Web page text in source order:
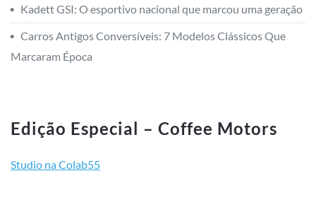
Kadett GSI: O esportivo nacional que marcou uma geração
Carros Antigos Conversíveis: 7 Modelos Clássicos Que
Marcaram Época
Edição Especial – Coffee Motors
Studio na Colab55